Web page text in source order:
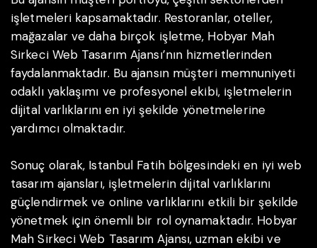
işletmeleri kapsamaktadır. Restoranlar, oteller,
mağazalar ve daha birçok işletme, Hobyar Mah
Sirkeci Web Tasarım Ajansı’nın hizmetlerinden
faydalanmaktadır. Bu ajansın müşteri memnuniyeti
odaklı yaklaşımı ve profesyonel ekibi, işletmelerin
dijital varlıklarını en iyi şekilde yönetmelerine
yardımcı olmaktadır.
Sonuç olarak, Istanbul Fatih bölgesindeki en iyi web
tasarım ajansları, işletmelerin dijital varlıklarını
güçlendirmek ve online varlıklarını etkili bir şekilde
yönetmek için önemli bir rol oynamaktadır. Hobyar
Mah Sirkeci Web Tasarım Ajansı, uzman ekibi ve